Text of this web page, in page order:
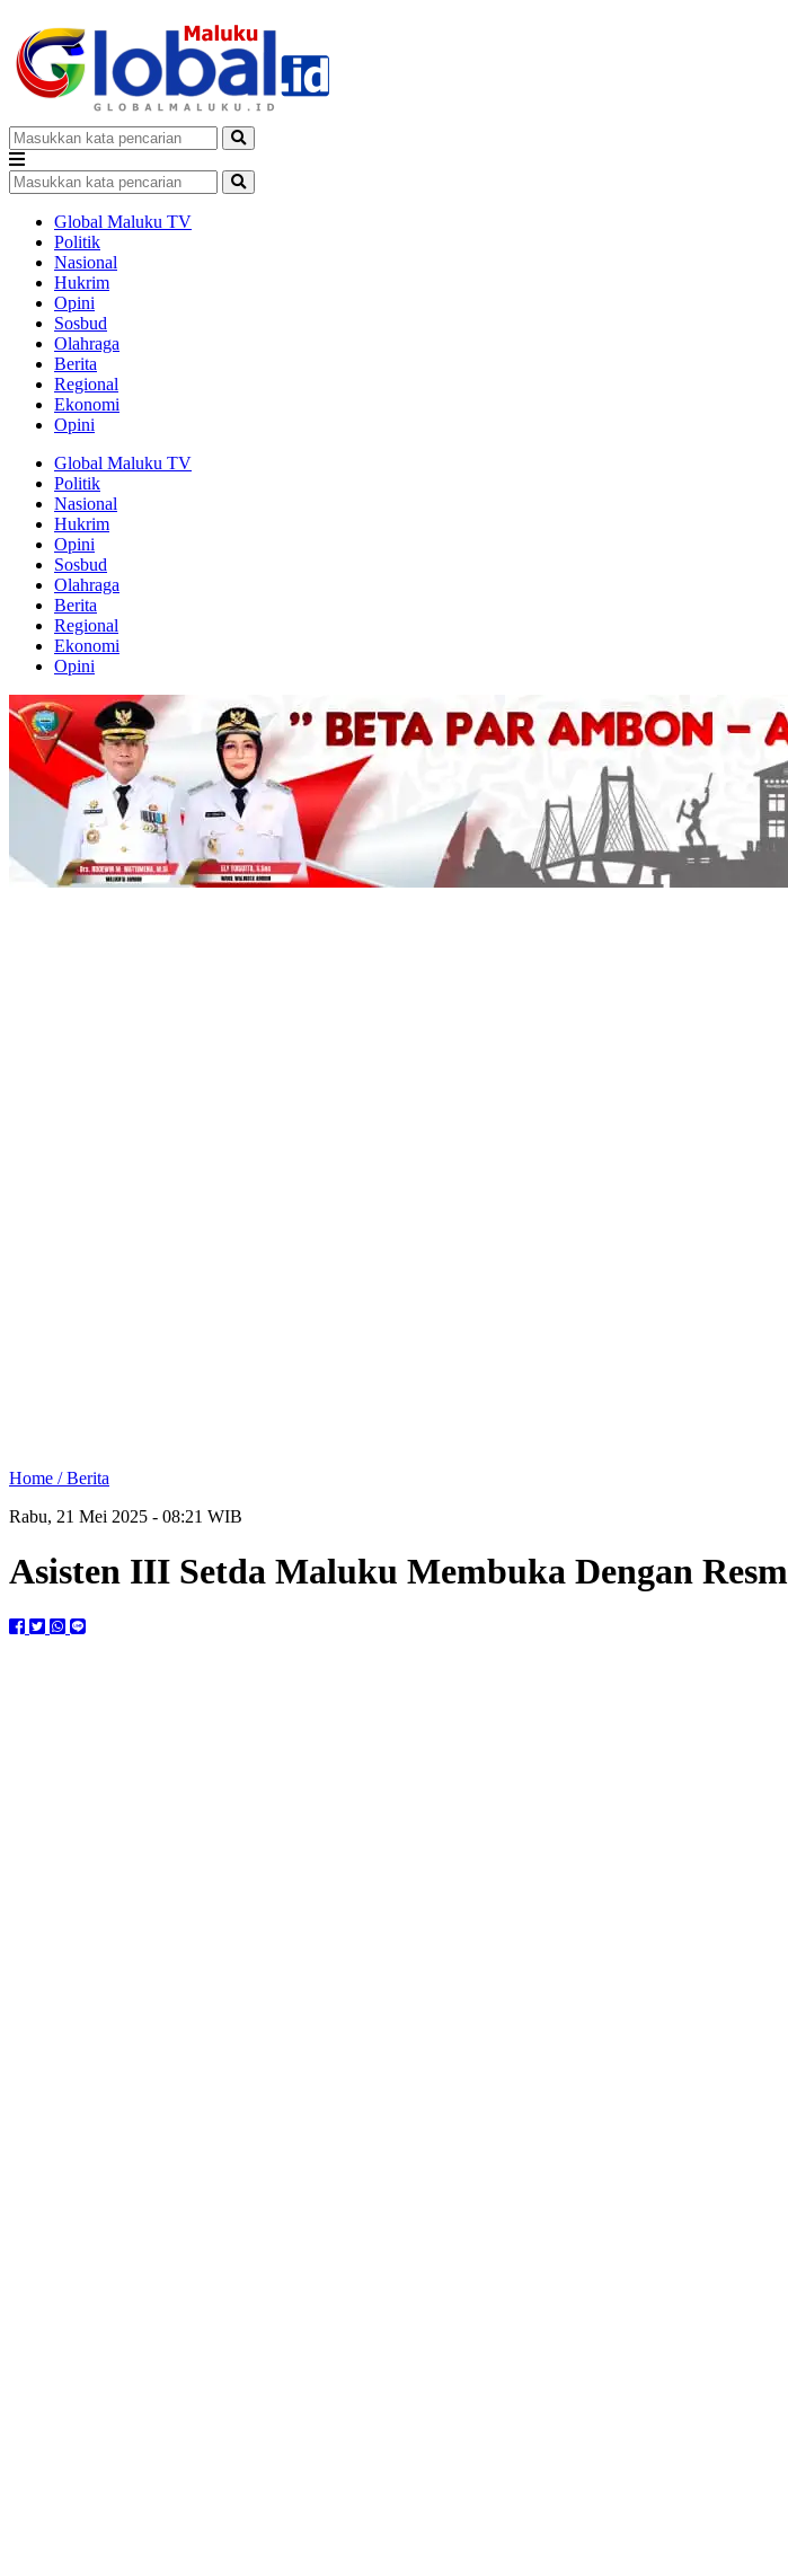
Global Maluku TV
Politik
Nasional
Hukrim
Opini
Sosbud
Olahraga
Berita
Regional
Ekonomi
Opini
Global Maluku TV
Politik
Nasional
Hukrim
Opini
Sosbud
Olahraga
Berita
Regional
Ekonomi
Opini
Home /Berita
Rabu, 21 Mei 2025 - 08:21 WIB
Asisten III Setda Maluku Membuka Dengan